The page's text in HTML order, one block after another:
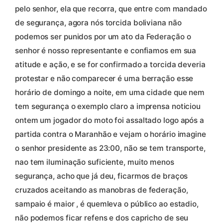
pelo senhor, ela que recorra, que entre com mandado
de segurança, agora nós torcida boliviana não
podemos ser punidos por um ato da Federação o
senhor é nosso representante e confiamos em sua
atitude e ação, e se for confirmado a torcida deveria
protestar e não comparecer é uma berração esse
horário de domingo a noite, em uma cidade que nem
tem segurança o exemplo claro a imprensa noticiou
ontem um jogador do moto foi assaltado logo após a
partida contra o Maranhão e vejam o horário imagine
o senhor presidente as 23:00, não se tem transporte,
nao tem iluminação suficiente, muito menos
segurança, acho que já deu, ficarmos de braços
cruzados aceitando as manobras de federação,
sampaio é maior , é quemleva o público ao estadio,
não podemos ficar refens e dos capricho de seu